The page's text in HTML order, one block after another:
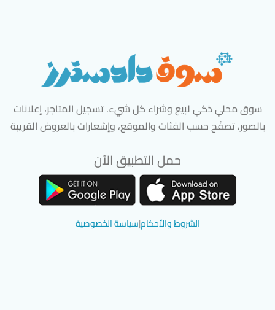
سوق محلي ذكي لبيع وشراء كل شيء. تسجيل المتاجر، إعلانات
بالصور، تصفّح حسب الفئات والموقع، وإشعارات بالعروض القريبة
حمل التطبيق الآن
الشروط والأحكام|سياسة الخصوصية